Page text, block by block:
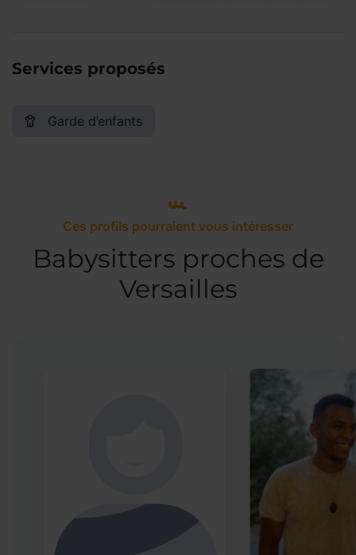
Services proposés
Garde d’enfants
Ces profils pourraient vous intéresser
Babysitters proches de
Versailles